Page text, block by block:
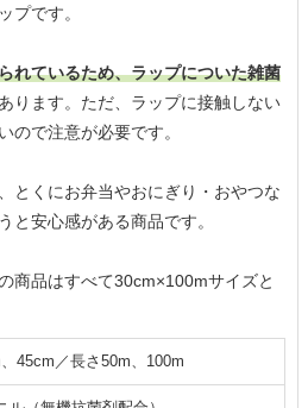
プです。
れているため、ラップについた雑菌
ります。ただ、ラップに接触しない
ので注意が必要です。
とくにお弁当やおにぎり・おやつな
と安心感がある商品です。
商品はすべて30cm×100mサイズと
45cm／長さ50m、100m